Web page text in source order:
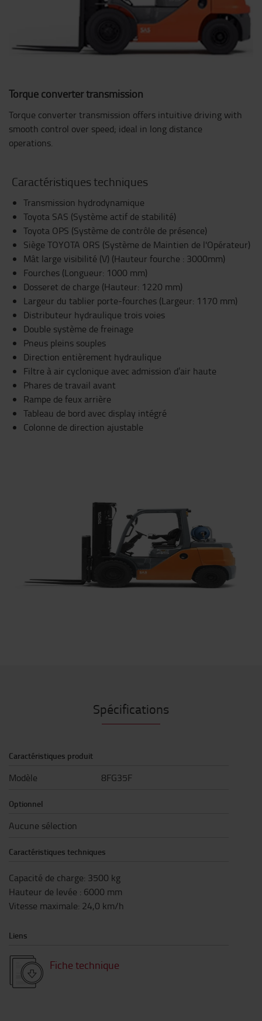
Torque converter transmission
Torque converter transmission offers intuitive driving with
smooth control over speed; ideal in long distance
operations.
Caractéristiques techniques
Transmission hydrodynamique
Toyota SAS (Système actif de stabilité)
Toyota OPS (Système de contrôle de présence)
Siège TOYOTA ORS (Système de Maintien de l'Opérateur)
Mât large visibilité (V) (Hauteur fourche : 3000mm)
Fourches (Longueur: 1000 mm)
Dosseret de charge (Hauteur: 1220 mm)
Largeur du tablier porte-fourches (Largeur: 1170 mm)
Distributeur hydraulique trois voies
Double système de freinage
Pneus pleins souples
Direction entièrement hydraulique
Filtre à air cyclonique avec admission d’air haute
Phares de travail avant
Rampe de feux arrière
Tableau de bord avec display intégré
Colonne de direction ajustable
Spécifications
Caractéristiques produit
Modèle 8FG35F
Optionnel
Aucune sélection
Caractéristiques techniques
Capacité de charge: 3500 kg
Hauteur de levée : 6000 mm
Vitesse maximale: 24,0 km/h
Liens
Fiche technique